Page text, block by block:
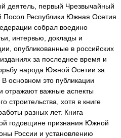
деятель, первый Чрезвычайный
Посол Республики Южная Осетия
собрал воедино
интервью, доклады и
опубликованные в российских
за последнее время и
народа Южной Осетии за
В основном это публикации
отражают важные аспекты
строительства, хотя в книге
разных лет. Книга
годовщине признания Южной
России и установлению